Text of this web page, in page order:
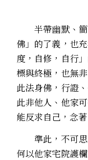
半帶幽默、簡
佛」的了義，也
度，自修，自行
標與終極，也無
此法身佛，行證
此非他人、他家
能反求自己，念
準此，不可思
何以他家宅院護